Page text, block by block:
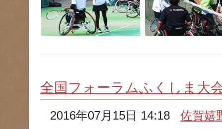
全国フォーラムふくしま大
2016年07月15日 14:18佐賀嬉